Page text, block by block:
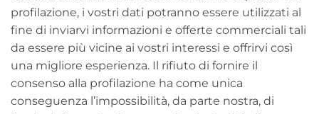
profilazione, i vostri dati potranno essere utilizzati al
fine di inviarvi informazioni e offerte commerciali tali
da essere più vicine ai vostri interessi e offrirvi così
una migliore esperienza. Il rifiuto di fornire il
consenso alla profilazione ha come unica
conseguenza l’impossibilità, da parte nostra, di